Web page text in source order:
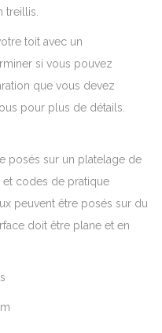
treillis.
toit avec un
si vous pouvez
que vous devez
pour plus de détails.
posés sur un platelage de
codes de pratique
peuvent être posés sur du
doit être plane et en